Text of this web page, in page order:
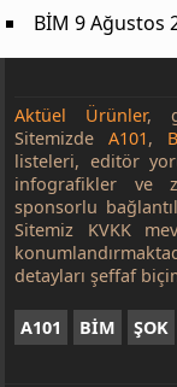
BİM 9 Ağustos
Aktüel Ürünler,
SitemizdeA101,
listeleri, editör
infografikler ve
sponsorlu
Sitemiz KVKK
detayları şeffaf
A101 BİM ŞOK